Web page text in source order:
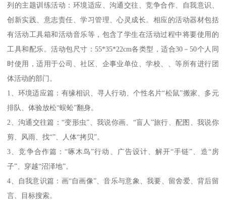
列的主题训练活动：环境适应、沟通交往、竞争合作、自我意识、
创新实践、意志责任、学习管理、心灵成长。相应的活动器材包括
有活动工具箱和活动音乐等，包含了学生在活动过程中将要使用的
工具和配乐。活动包尺寸：55*35*22cm各类型，适合30－50个人同
时使用，适用于公司、社区、企事业单位、学校、、等所有进行团
体活动的部门。
1、环境适应篇：有缘相识、寻人行动、个性名片“松鼠”搬家、多元
排队、体验放松“蜈蚣”翻身。
2、沟通交往篇：“变形虫”、我说你画、“盲人”旅行、配图、我说你
剪、风雨、找“”、人体“拷贝”。
3、竞争合作篇：“啄木鸟”行动、广告设计、解开“手链”、造“房
子”、穿越“沼泽地”。
4、自我意识篇：画“自画像”、音乐与意象、我要、留舍爱、背后留
言、目标搜索。